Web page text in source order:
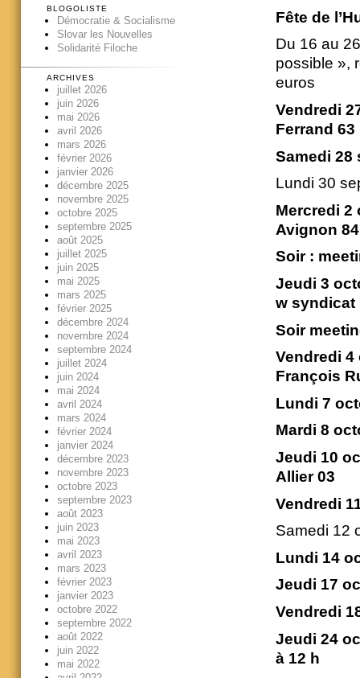
Fête de
Du 16 au
possible »,
euros
Vendredi
Ferrand 63
Samedi 28
Lundi 30
Mercredi 2
Avignon 84
Soir :
Jeudi 3
w syndicat
Soir
Vendredi 4
François
Lundi 7
Mardi 8
Jeudi 10
Allier 03
Vendredi
Samedi 12
Lundi 14
Jeudi 17
Vendredi
Jeudi 24
à 12 h
BLOGOLISTE
Démocratie & Socialisme
Slovar les Nouvelles
Solidarité Filoche
ARCHIVES
juillet 2026
juin 2026
mai 2026
avril 2026
mars 2026
février 2026
janvier 2026
décembre 2025
novembre 2025
octobre 2025
septembre 2025
août 2025
juillet 2025
juin 2025
mai 2025
mars 2025
février 2025
décembre 2024
novembre 2024
septembre 2024
juillet 2024
juin 2024
mai 2024
avril 2024
mars 2024
février 2024
janvier 2024
décembre 2023
novembre 2023
octobre 2023
septembre 2023
août 2023
juin 2023
mai 2023
avril 2023
mars 2023
février 2023
janvier 2023
octobre 2022
septembre 2022
août 2022
juin 2022
mai 2022